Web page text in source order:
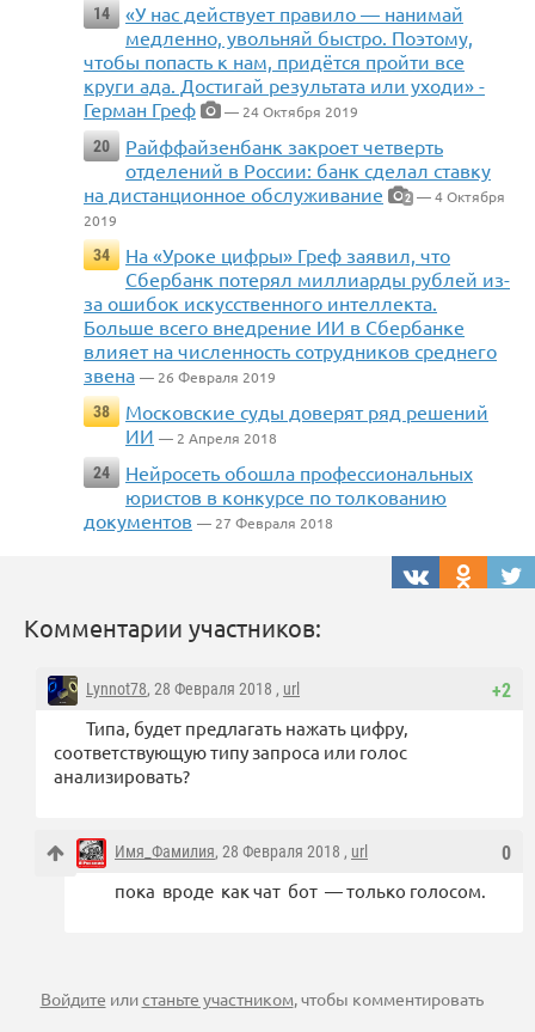
14
«У нас действует правило — нанимай
медленно, увольняй быстро. Поэтому,
чтобы попасть к нам, придётся пройти все
круги ада. Достигай результата или уходи» -
Герман Греф
— 24 Октября 2019
20
Райффайзенбанк закроет четверть
отделений в России: банк сделал ставку
на дистанционное обслуживание
2 — 4 Октября
2019
34
На «Уроке цифры» Греф заявил, что
Сбербанк потерял миллиарды рублей из-
за ошибок искусственного интеллекта.
Больше всего внедрение ИИ в Сбербанке
влияет на численность сотрудников среднего
звена — 26 Февраля 2019
38
Московские суды доверят ряд решений
ИИ — 2 Апреля 2018
24
Нейросеть обошла профессиональных
юристов в конкурсе по толкованию
документов — 27 Февраля 2018
Комментарии участников:
+2
Lynnot78, 28 Февраля 2018 , url
Типа, будет предлагать нажать цифру,
соответствующую типу запроса или голос
анализировать?
0
Имя_Фамилия, 28 Февраля 2018 , url
пока вроде как чат бот — только голосом.
Войдите илистаньте участником, чтобы комментировать